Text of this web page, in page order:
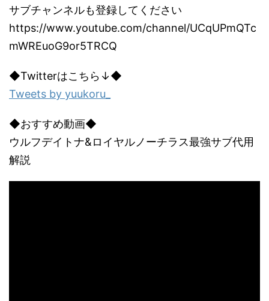
サブチャンネルも登録してください
https://www.youtube.com/channel/UCqUPmQTc
mWREuoG9or5TRCQ
◆Twitterはこちら↓◆
Tweets by yuukoru_
◆おすすめ動画◆
ウルフデイトナ&ロイヤルノーチラス最強サブ代用
解説